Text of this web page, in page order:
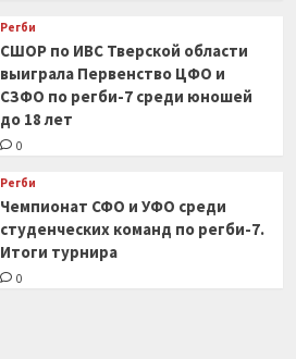
Регби
СШОР по ИВС Тверской области
выиграла Первенство ЦФО и
СЗФО по регби-7 среди юношей
до 18 лет
0
Регби
Чемпионат СФО и УФО среди
студенческих команд по регби-7.
Итоги турнира
0